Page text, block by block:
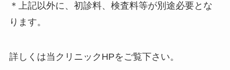
＊上記以外に、初診料、検査料等が別途必要とな
ります。
詳しくは当クリニックHPをご覧下さい。